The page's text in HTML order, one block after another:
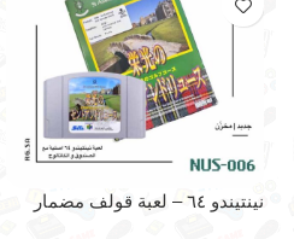
نينتيندو ٦٤ – لعبة قولف مضمار